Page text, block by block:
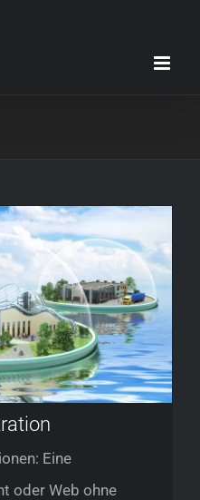
Eine
oder Web ohne